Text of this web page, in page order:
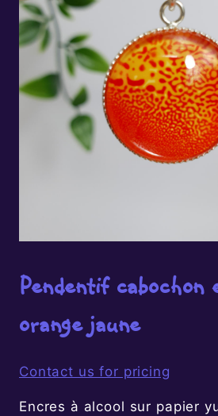
Pendentif cabochon
orange jaune
Contact us for pricing
Encres à alcool sur papier